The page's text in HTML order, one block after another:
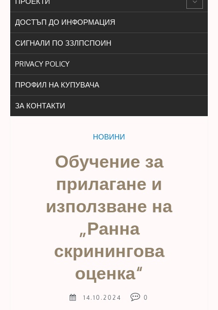
ДОСТЪП ДО ИНФОРМАЦИЯ
СИГНАЛИ ПО ЗЗЛПСПОИН
PRIVACY POLICY
ПРОФИЛ НА КУПУВАЧА
ЗА КОНТАКТИ
НОВИНИ
Обучение за
прилагане и
използване на
„Ранна
скринингова
оценка“
14.10.2024 0